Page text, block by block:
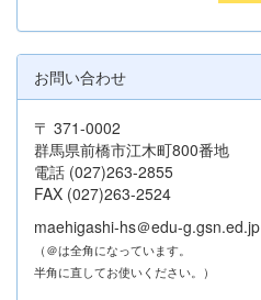
お問い合わせ
〒 371-0002
群馬県前橋市江木町800番地
電話 (027)263-2855
FAX (027)263-2524
maehigashi-hs＠edu-g.gsn.ed.jp
（＠は全角になっています。
半角に直してお使いください。）